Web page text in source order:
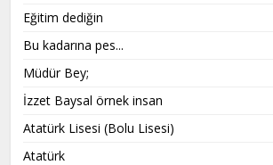
Eğitim dediğin
Bu kadarına pes...
Müdür Bey;
İzzet Baysal örnek insan
Atatürk Lisesi (Bolu Lisesi)
Atatürk